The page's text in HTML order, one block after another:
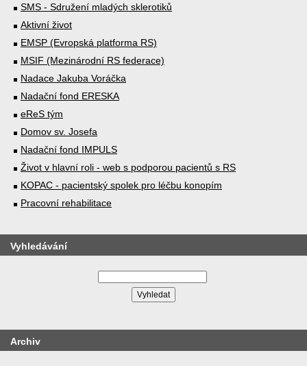
SMS - Sdružení mladých sklerotiků
Aktivní život
EMSP (Evropská platforma RS)
MSIF (Mezinárodní RS federace)
Nadace Jakuba Voráčka
Nadační fond ERESKA
eReS tým
Domov sv. Josefa
Nadační fond IMPULS
Život v hlavní roli - web s podporou pacientů s RS
KOPAC - pacientský spolek pro léčbu konopím
Pracovní rehabilitace
Vyhledávání
Archiv